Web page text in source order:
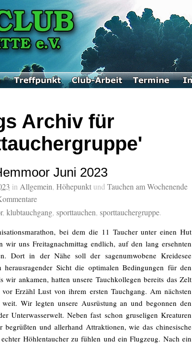
Archiv für
Juni 2023
in Allgemein, Höhepunkt und Tauchen am Wochenende
, klubtauchgang, sporttauchen, sporttauchergruppe.
bei dem die 11 Taucher unter einen Hut
wir uns Freitagnachmittag endlich, auf den lang ersehnten
Dort in der Nähe soll der sagenumwobene Kreidesee
Sicht die optimalen Bedingungen für den
wir ankamen, hatten unsere Tauchkollegen bereits das Zelt
Erzähl Lust von ihrem ersten Tauchgang. Am nächsten
Wir legten unsere Ausrüstung an und begonnen den
Unterwasserwelt. Neben fast schon gruseligen Kreaturen
begrüßten und allerhand Attraktionen, wie das chinesische
Höhlentaucher zu fühlen und ein Flugzeug. Nach ein